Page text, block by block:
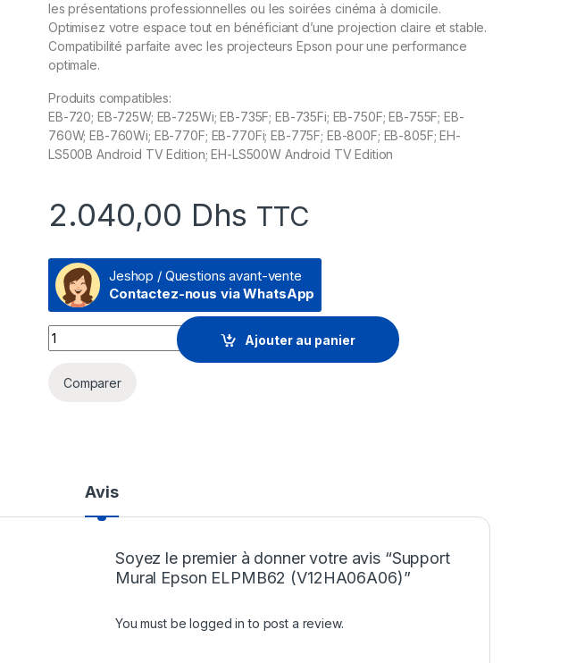
les présentations professionnelles ou les soirées cinéma à domicile.
Optimisez votre espace tout en bénéficiant d’une projection claire et stable.
Compatibilité parfaite avec les projecteurs Epson pour une performance
optimale.
Produits compatibles:
EB-720; EB-725W; EB-725Wi; EB-735F; EB-735Fi; EB-750F; EB-755F; EB-
760W; EB-760Wi; EB-770F; EB-770Fi; EB-775F; EB-800F; EB-805F; EH-
LS500B Android TV Edition; EH-LS500W Android TV Edition
2.040,00 Dhs TTC
Jeshop / Questions avant-vente
Contactez-nous via WhatsApp
Support Mural Epson ELPMB62 (V12HA06A06) quantity
Ajouter au panier
Comparer
Avis
Soyez le premier à donner votre avis “Support
Mural Epson ELPMB62 (V12HA06A06)”
You must belogged in to post a review.